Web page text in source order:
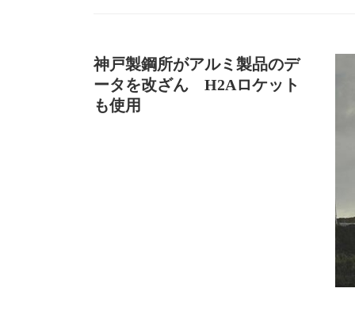
神戸製鋼所がアルミ製品のデ
ータを改ざん H2Aロケット
も使用